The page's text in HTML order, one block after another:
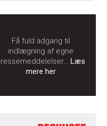
Få fuld adgang til
indlægning af egne
Læs
mere her